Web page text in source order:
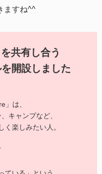
ますね^^
共有し合う
開設しました
」は、
キャンプなど、
く楽しみたい人。